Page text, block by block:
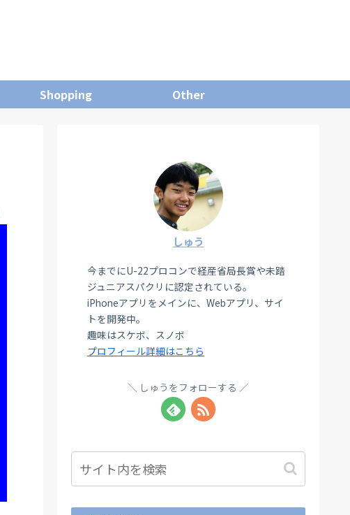
Shopping Other
しゅう
今までにU-22プロコンで経産省局長賞や未踏
ジュニアスパクリに認定されている。
iPhoneアプリをメインに、Webアプリ、サイ
トを開発中。
趣味はスケボ、スノボ
プロフィール詳細はこちら
しゅうをフォローする